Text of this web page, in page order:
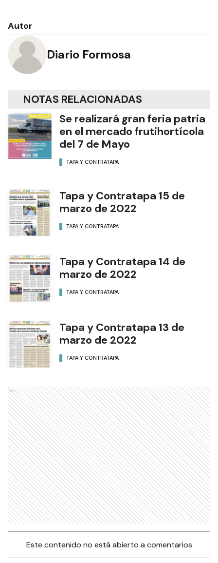
Autor
Diario Formosa
NOTAS RELACIONADAS
Se realizará gran feria patria
en el mercado frutihortícola
del 7 de Mayo
TAPA Y CONTRATAPA
Tapa y Contratapa 15 de
marzo de 2022
TAPA Y CONTRATAPA
Tapa y Contratapa 14 de
marzo de 2022
TAPA Y CONTRATAPA
Tapa y Contratapa 13 de
marzo de 2022
TAPA Y CONTRATAPA
Ads
Este contenido no está abierto a comentarios